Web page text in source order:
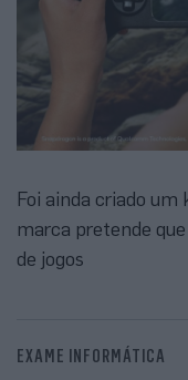
Foi ainda criado
marca pretende
de jogos
EXAME INFORMÁTICA